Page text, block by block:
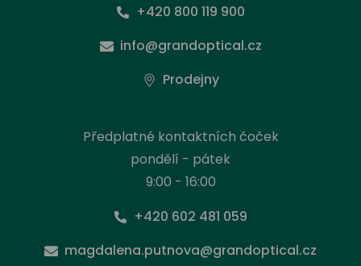
+420 800 119 900
info@grandoptical.cz
Prodejny
Předplatné kontaktních čoček
pondělí - pátek
9:00 - 16:00
+420 602 481 059
magdalena.putnova@grandoptical.cz